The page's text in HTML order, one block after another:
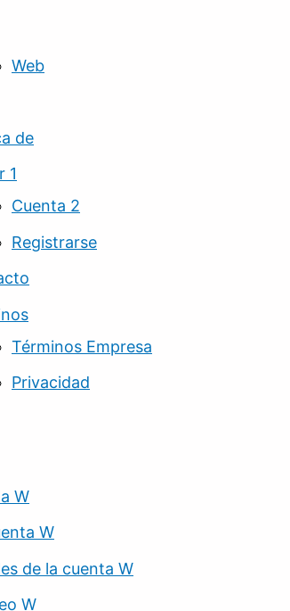
Web
de
1
Cuenta 2
Registrarse
Términos Empresa
Privacidad
W
W
de la cuenta W
W